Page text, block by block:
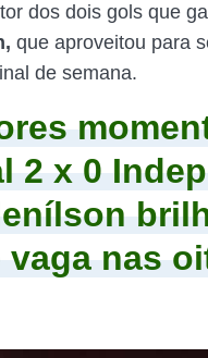
dos dois gols que
que aproveitou para
de semana.
2 x 0
nas